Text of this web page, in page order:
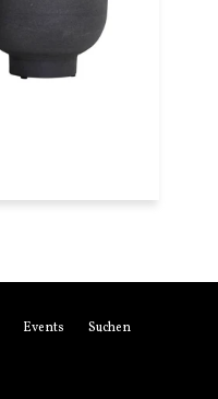
Events
Suchen